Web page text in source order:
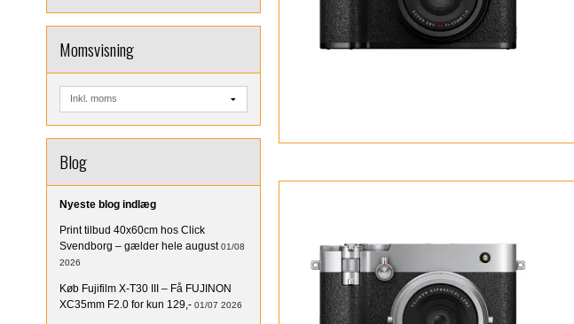
Momsvisning
Blog
Nyeste blog indlæg
Print tilbud 40x60cm hos Click
Svendborg – gælder hele august 01/08
2026
Køb Fujifilm X-T30 III – Få FUJINON
XC35mm F2.0 for kun 129,- 01/07 2026